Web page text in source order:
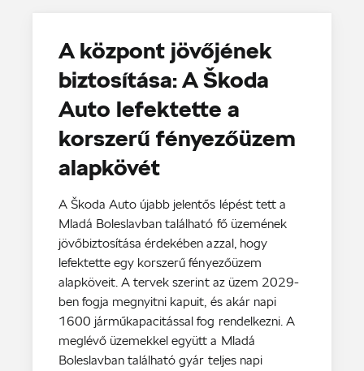
A központ jövőjének
biztosítása: A Škoda
Auto lefektette a
korszerű fényezőüzem
alapkövét
A Škoda Auto újabb jelentős lépést tett a
Mladá Boleslavban található fő üzemének
jövőbiztosítása érdekében azzal, hogy
lefektette egy korszerű fényezőüzem
alapköveit. A tervek szerint az üzem 2029-
ben fogja megnyitni kapuit, és akár napi
1600 járműkapacitással fog rendelkezni. A
meglévő üzemekkel együtt a Mladá
Boleslavban található gyár teljes napi